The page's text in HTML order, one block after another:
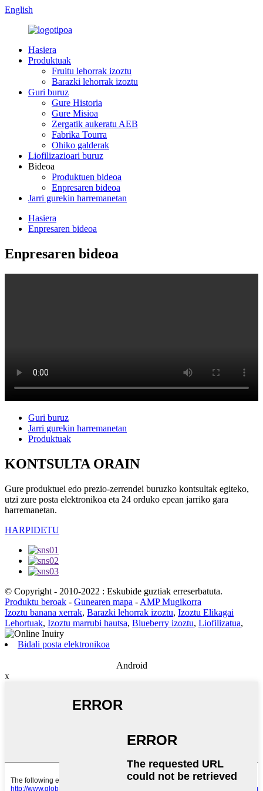
English
Hasiera
Produktuak
Fruitu lehorrak izoztu
Barazki lehorrak izoztu
Guri buruz
Gure Historia
Gure Misioa
Zergatik aukeratu AEB
Fabrika Tourra
Ohiko galderak
Liofilizazioari buruz
Bideoa
Produktuen bideoa
Enpresaren bideoa
Jarri gurekin harremanetan
Hasiera
Enpresaren bideoa
Enpresaren bideoa
Guri buruz
Jarri gurekin harremanetan
Produktuak
KONTSULTA ORAIN
Gure produktuei edo prezio-zerrendei buruzko kontsultak egiteko,
utzi zure posta elektronikoa eta 24 orduko epean jarriko gara
harremanetan.
HARPIDETU
© Copyright - 2010-2022 : Eskubide guztiak erreserbatuta.
Produktu beroak - Gunearen mapa - AMP Mugikorra
Izoztu banana xerrak, Barazki lehorrak izoztu, Izoztu Elikagai
Lehortuak, Izoztu marrubi hautsa, Blueberry izoztu, Liofilizatua,
Bidali posta elektronikoa
Android
x